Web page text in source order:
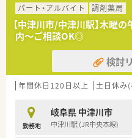
パート・アルバイト
調剤薬局
【中津川市/中津川駅】木曜
内～ご相談OK◎
検討
年間休日120日以上 土日休み
勤務地
岐阜県 中津川市
中津川駅 (JR中央本線)